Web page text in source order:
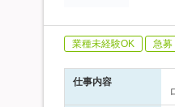
業種未経験OK 急募
仕事内容